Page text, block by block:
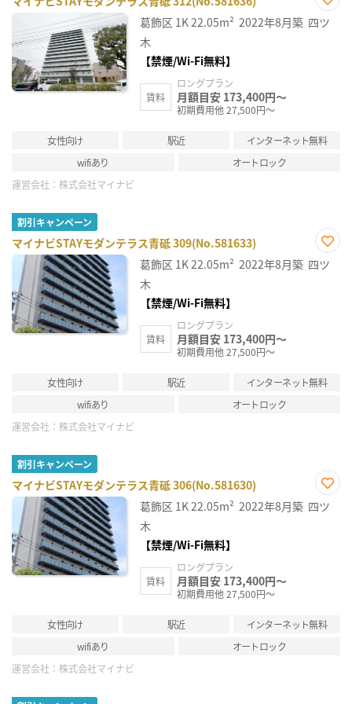
お気
に入
葛飾区 1K22.05m² 2022年8月築 四ツ
木
【禁煙/Wi-Fi無料】
賃料
ロングプラン
月額目安 173,400円～
初期費用他 27,500円～
女性向け 駅近
インターネット無料
wifiあり
オートロック
運営会社： 株式会社マイナビ
割引キャンペーン
マイナビSTAYモダンテラス青砥 309(No.581633)
お気
に入
葛飾区 1K22.05m² 2022年8月築 四ツ
木
【禁煙/Wi-Fi無料】
賃料
ロングプラン
月額目安 173,400円～
初期費用他 27,500円～
女性向け 駅近
インターネット無料
wifiあり
オートロック
運営会社： 株式会社マイナビ
割引キャンペーン
マイナビSTAYモダンテラス青砥 306(No.581630)
お気
に入
葛飾区 1K22.05m² 2022年8月築 四ツ
木
【禁煙/Wi-Fi無料】
賃料
ロングプラン
月額目安 173,400円～
初期費用他 27,500円～
女性向け 駅近
インターネット無料
wifiあり
オートロック
運営会社： 株式会社マイナビ